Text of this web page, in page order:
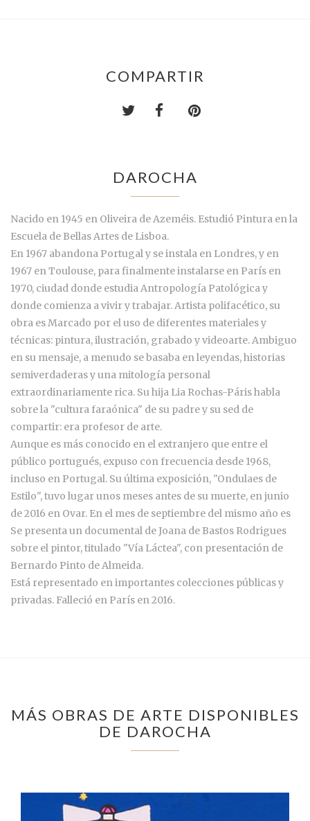
COMPARTIR
DAROCHA
Nacido en 1945 en Oliveira de Azeméis. Estudió Pintura en la
Escuela de Bellas Artes de Lisboa.
En 1967 abandona Portugal y se instala en Londres, y en
1967 en Toulouse, para finalmente instalarse en París en
1970, ciudad donde estudia Antropología Patológica y
donde comienza a vivir y trabajar. Artista polifacético, su
obra es Marcado por el uso de diferentes materiales y
técnicas: pintura, ilustración, grabado y videoarte. Ambiguo
en su mensaje, a menudo se basaba en leyendas, historias
semiverdaderas y una mitología personal
extraordinariamente rica. Su hija Lia Rochas-Páris habla
sobre la "cultura faraónica" de su padre y su sed de
compartir: era profesor de arte.
Aunque es más conocido en el extranjero que entre el
público portugués, expuso con frecuencia desde 1968,
incluso en Portugal. Su última exposición, "Ondulaes de
Estilo", tuvo lugar unos meses antes de su muerte, en junio
de 2016 en Ovar. En el mes de septiembre del mismo año es
Se presenta un documental de Joana de Bastos Rodrigues
sobre el pintor, titulado "Vía Láctea", con presentación de
Bernardo Pinto de Almeida.
Está representado en importantes colecciones públicas y
privadas. Falleció en París en 2016.
MÁS OBRAS DE ARTE DISPONIBLES
DE DAROCHA